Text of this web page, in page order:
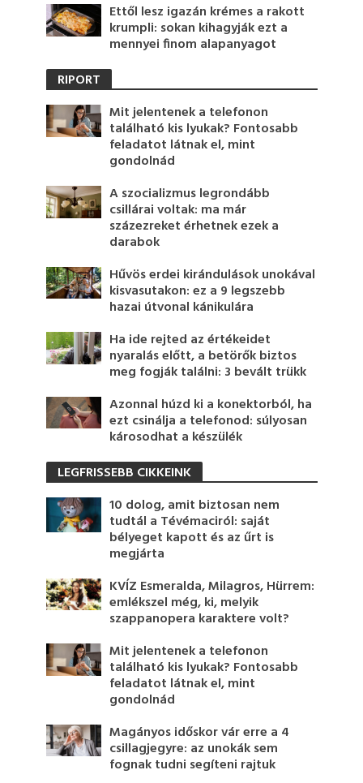
Ettől lesz igazán krémes a rakott
krumpli: sokan kihagyják ezt a
mennyei finom alapanyagot
RIPORT
Mit jelentenek a telefonon
található kis lyukak? Fontosabb
feladatot látnak el, mint
gondolnád
A szocializmus legrondább
csillárai voltak: ma már
százezreket érhetnek ezek a
darabok
Hűvös erdei kirándulások unokával
kisvasutakon: ez a 9 legszebb
hazai útvonal kánikulára
Ha ide rejted az értékeidet
nyaralás előtt, a betörők biztos
meg fogják találni: 3 bevált trükk
Azonnal húzd ki a konektorból, ha
ezt csinálja a telefonod: súlyosan
károsodhat a készülék
LEGFRISSEBB CIKKEINK
10 dolog, amit biztosan nem
tudtál a Tévémaciról: saját
bélyeget kapott és az űrt is
megjárta
KVÍZ Esmeralda, Milagros, Hürrem:
emlékszel még, ki, melyik
szappanopera karaktere volt?
Mit jelentenek a telefonon
található kis lyukak? Fontosabb
feladatot látnak el, mint
gondolnád
Magányos időskor vár erre a 4
csillagjegyre: az unokák sem
fognak tudni segíteni rajtuk